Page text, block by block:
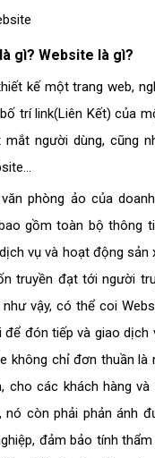
gì? Website là gì?
kế một trang web,
trí link(Liên Kết) của
mắt người dùng, cũng
phòng ảo của
gồm toàn bộ thông
vụ và hoạt động sản
truyền đạt tới người
vậy, có thể coi
để đón tiếp và giao dịch
không chỉ đơn thuần là
cho các khách hàng
nó còn phải phản ánh
đảm bảo tính